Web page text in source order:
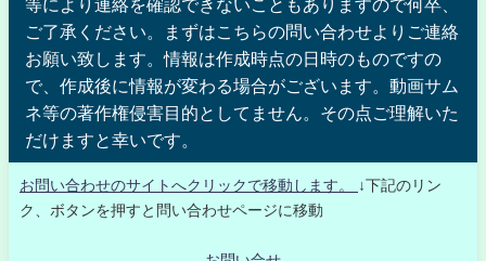
等により連絡を確認できないこともありますので何卒、
ご了承ください。まずはこちらの問い合わせよりご連絡
お願い致します。情報は作成時点の日時のものですの
で、作成後に情報が変わる場合がございます。動画サム
ネ等の著作権侵害目的としてません。その点ご理解いた
だけますと幸いです。
お問い合わせのサイトへクリックで移動します。
↓下記のリン
ク、ボタンを押すと問い合わせページに移動